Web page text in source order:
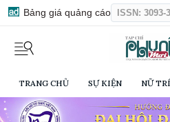
Bảng giá quảng cáo ISSN: 3093-
TRANG CHỦ SỰ KIỆN NỮ